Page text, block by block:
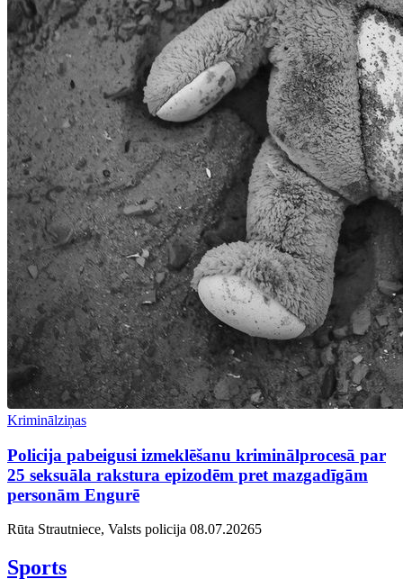
Kriminālziņas
Policija pabeigusi izmeklēšanu kriminālprocesā par
25 seksuāla rakstura epizodēm pret mazgadīgām
personām Engurē
Rūta Strautniece, Valsts policija 08.07.20265
Sports